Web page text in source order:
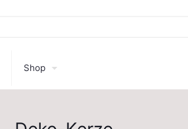
Shop